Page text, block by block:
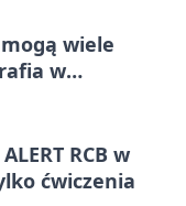
wiele
w
RCB w
ćwiczenia